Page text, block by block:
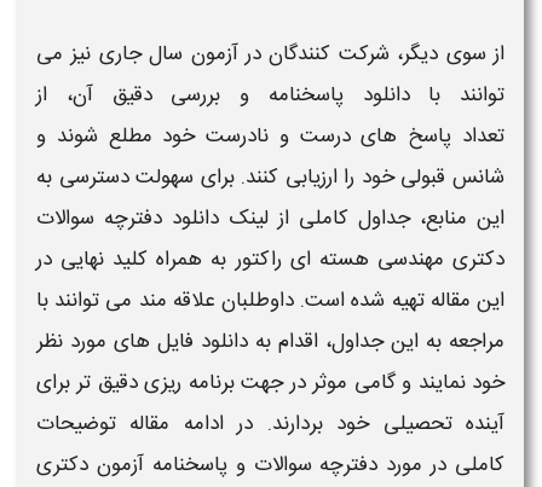
از سوی دیگر، شرکت‌ کنندگان درآزمون سال جاری نیز می‌
توانند بادانلود پاسخنامه و بررسی دقیق آن، از
تعداد پاسخ‌ های درست و نادرست خود مطلع شوند و
شانس قبولی خود را ارزیابی کنند. برای سهولت دسترسی به
این منابع، جداول کاملی از لینک دانلود دفترچه سوالات
دکتری مهندسی هسته ای راکتوربه همراه کلید نهایی در
این مقاله تهیه شده است. داوطلبان علاقه‌ مند می‌ توانند با
مراجعه به این جداول، اقدام به دانلود فایل‌ های مورد نظر
خود نمایند و گامی موثر در جهت برنامه‌ ریزی دقیق‌ تر برای
آینده تحصیلی خود بردارند. در ادامه مقاله توضیحات
کاملی در مورد دفترچه سوالات و پاسخنامه آزمون دکتری